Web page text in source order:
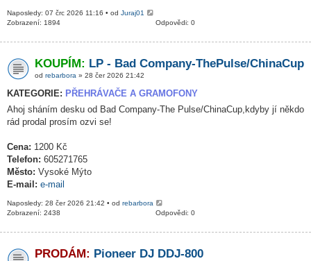
Naposledy: 07 črc 2026 11:16 • od Juraj01
Odpovědi: 0
Zobrazení: 1894
KOUPÍM: LP - Bad Company-ThePulse/ChinaCup
od rebarbora » 28 čer 2026 21:42
KATEGORIE: PŘEHRÁVAČE A GRAMOFONY
Ahoj sháním desku od Bad Company-The Pulse/ChinaCup,kdyby jí někdo
rád prodal prosím ozvi se!
Cena: 1200 Kč
Telefon: 605271765
Město: Vysoké Mýto
E-mail: e-mail
Naposledy: 28 čer 2026 21:42 • od rebarbora
Odpovědi: 0
Zobrazení: 2438
PRODÁM: Pioneer DJ DDJ-800